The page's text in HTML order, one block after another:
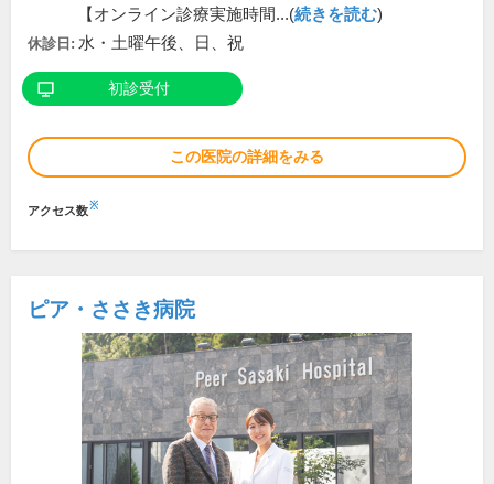
【オンライン診療実施時間...(続きを読む)
休診日: 水・土曜午後、日、祝
初診受付
この医院の詳細をみる
アクセス数※
ピア・ささき病院